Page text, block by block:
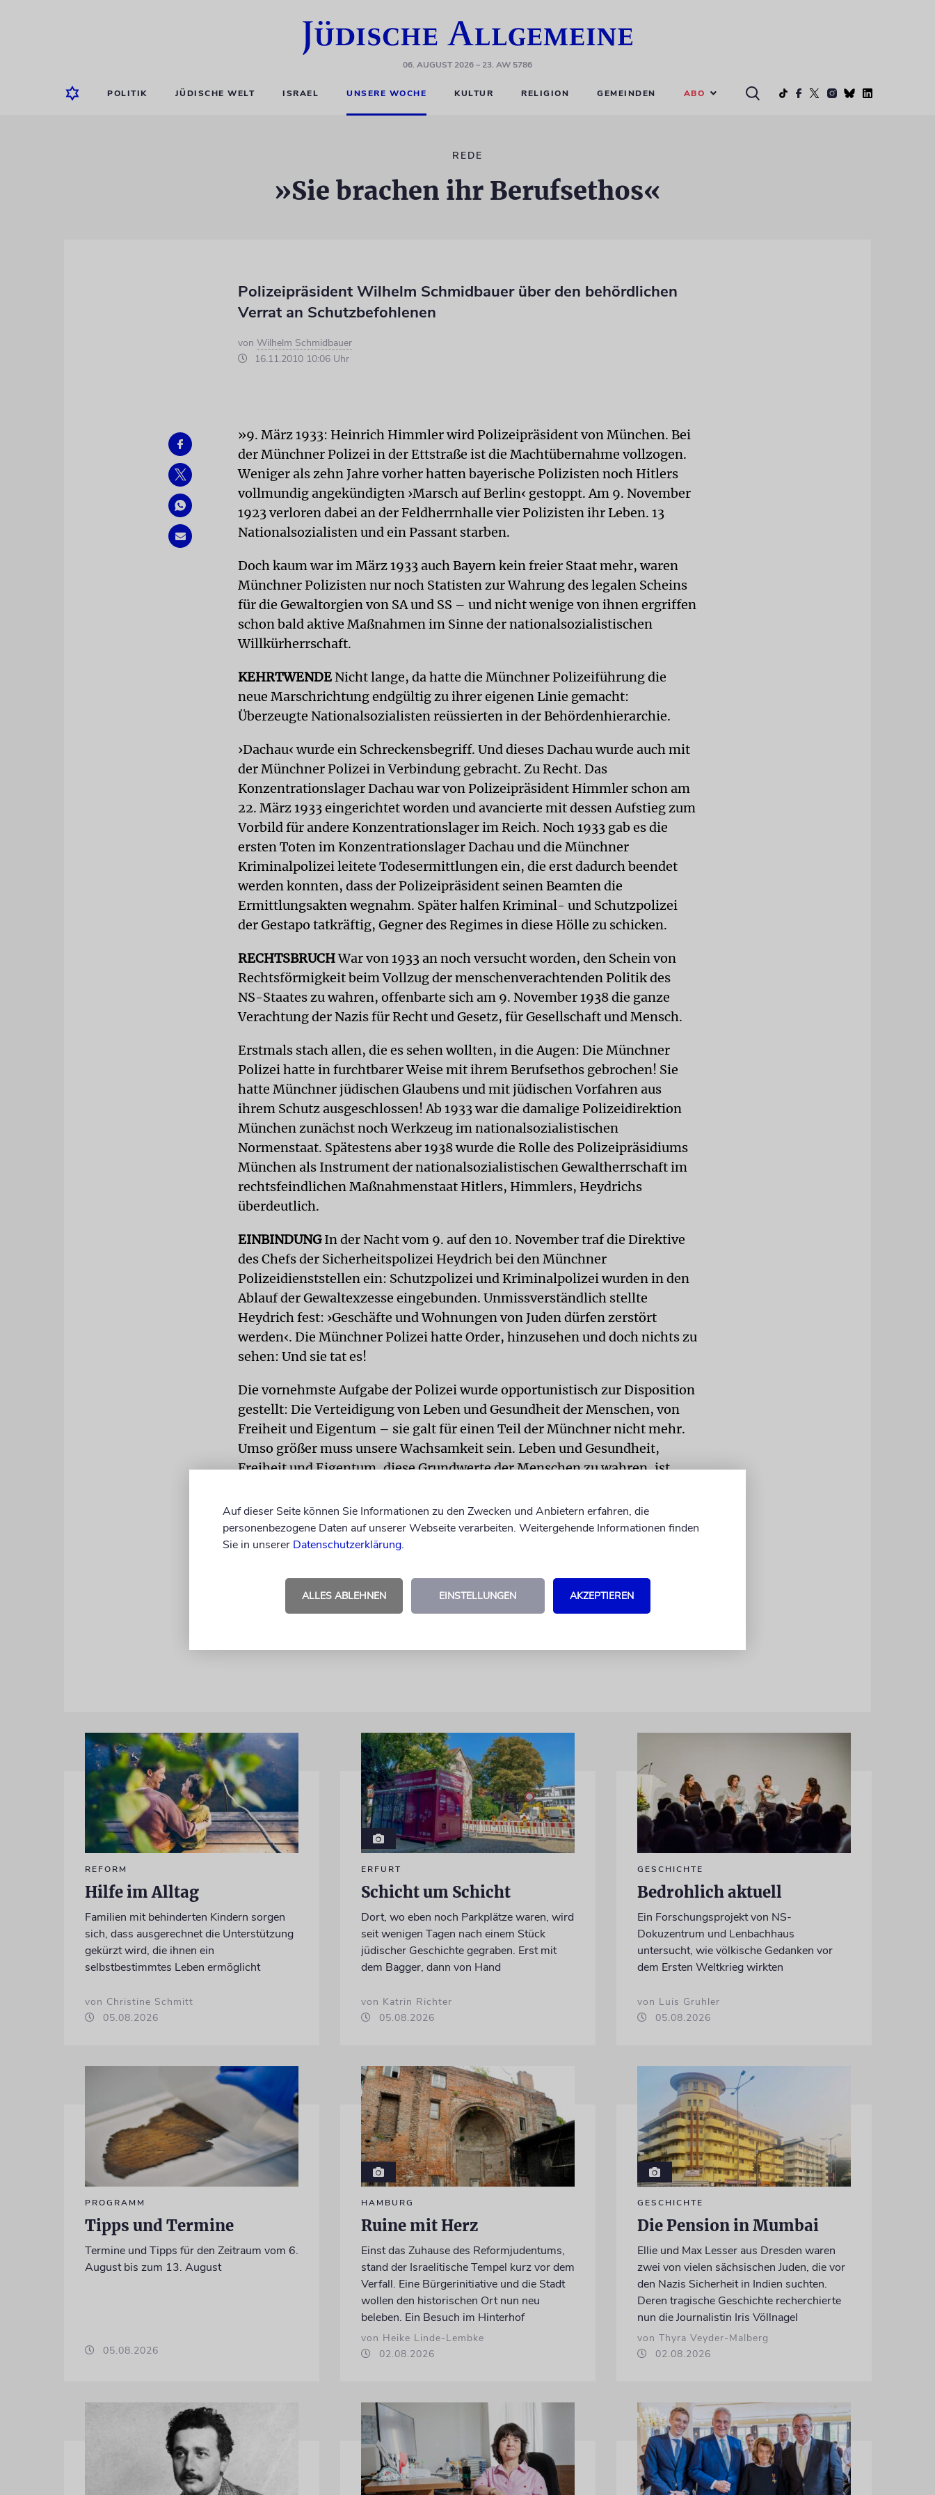
06. AUGUST 2026– 23. AW 5786
POLITIK JÜDISCHE WELT ISRAEL UNSERE WOCHE KULTUR RELIGION GEMEINDEN ABO
REDE
»Sie brachen ihr Berufsethos«
Polizeipräsident Wilhelm Schmidbauer über den behördlichen
Verrat an Schutzbefohlenen
von Wilhelm Schmidbauer
16.11.2010 10:06 Uhr
»9. März 1933: Heinrich Himmler wird Polizeipräsident von München. Bei
der Münchner Polizei in der Ettstraße ist die Machtübernahme vollzogen.
Weniger als zehn Jahre vorher hatten bayerische Polizisten noch Hitlers
vollmundig angekündigten ›Marsch auf Berlin‹ gestoppt. Am 9. November
1923 verloren dabei an der Feldherrnhalle vier Polizisten ihr Leben. 13
Nationalsozialisten und ein Passant starben.
Doch kaum war im März 1933 auch Bayern kein freier Staat mehr, waren
Münchner Polizisten nur noch Statisten zur Wahrung des legalen Scheins
für die Gewaltorgien von SA und SS – und nicht wenige von ihnen ergriffen
schon bald aktive Maßnahmen im Sinne der nationalsozialistischen
Willkürherrschaft.
KEHRTWENDE Nicht lange, da hatte die Münchner Polizeiführung die
neue Marschrichtung endgültig zu ihrer eigenen Linie gemacht:
Überzeugte Nationalsozialisten reüssierten in der Behördenhierarchie.
›Dachau‹ wurde ein Schreckensbegriff. Und dieses Dachau wurde auch mit
der Münchner Polizei in Verbindung gebracht. Zu Recht. Das
Konzentrationslager Dachau war von Polizeipräsident Himmler schon am
22. März 1933 eingerichtet worden und avancierte mit dessen Aufstieg zum
Vorbild für andere Konzentrationslager im Reich. Noch 1933 gab es die
ersten Toten im Konzentrationslager Dachau und die Münchner
Kriminalpolizei leitete Todesermittlungen ein, die erst dadurch beendet
werden konnten, dass der Polizeipräsident seinen Beamten die
Ermittlungsakten wegnahm. Später halfen Kriminal- und Schutzpolizei
der Gestapo tatkräftig, Gegner des Regimes in diese Hölle zu schicken.
RECHTSBRUCHWar von 1933 an noch versucht worden, den Schein von
Rechtsförmigkeit beim Vollzug der menschenverachtenden Politik des
NS-Staates zu wahren, offenbarte sich am 9. November 1938 die ganze
Verachtung der Nazis für Recht und Gesetz, für Gesellschaft und Mensch.
Erstmals stach allen, die es sehen wollten, in die Augen: Die Münchner
Polizei hatte in furchtbarer Weise mit ihrem Berufsethos gebrochen! Sie
hatte Münchner jüdischen Glaubens und mit jüdischen Vorfahren aus
ihrem Schutz ausgeschlossen! Ab 1933 war die damalige Polizeidirektion
München zunächst noch Werkzeug im nationalsozialistischen
Normenstaat. Spätestens aber 1938 wurde die Rolle des Polizeipräsidiums
München als Instrument der nationalsozialistischen Gewaltherrschaft im
rechtsfeindlichen Maßnahmenstaat Hitlers, Himmlers, Heydrichs
überdeutlich.
EINBINDUNGIn der Nacht vom 9. auf den 10. November traf die Direktive
des Chefs der Sicherheitspolizei Heydrich bei den Münchner
Polizeidienststellen ein: Schutzpolizei und Kriminalpolizei wurden in den
Ablauf der Gewaltexzesse eingebunden. Unmissverständlich stellte
Heydrich fest: ›Geschäfte und Wohnungen von Juden dürfen zerstört
werden‹. Die Münchner Polizei hatte Order, hinzusehen und doch nichts zu
sehen: Und sie tat es!
Die vornehmste Aufgabe der Polizei wurde opportunistisch zur Disposition
gestellt: Die Verteidigung von Leben und Gesundheit der Menschen, von
Freiheit und Eigentum – sie galt für einen Teil der Münchner nicht mehr.
Umso größer muss unsere Wachsamkeit sein. Leben und Gesundheit,
Freiheit und Eigentum, diese Grundwerte der Menschen zu wahren, ist
Es ist daher wichtig, nicht zu vergessen, sich zu erinnern und zu gedenken
und mit vollem Engagement einzustehen für die persönliche Sicherheit
von diesem Ort, der 1938 ein Ort des Terrors wurde, ein unbedingtes ›NIE
WIEDER!‹ ausgeht!«
REFORM
Hilfe im Alltag
Familien mit behinderten Kindern sorgen
sich, dass ausgerechnet die Unterstützung
gekürzt wird, die ihnen ein
selbstbestimmtes Leben ermöglicht
von Christine Schmitt
05.08.2026
ERFURT
Schicht um Schicht
Dort, wo eben noch Parkplätze waren, wird
seit wenigen Tagen nach einem Stück
jüdischer Geschichte gegraben. Erst mit
dem Bagger, dann von Hand
von Katrin Richter
05.08.2026
GESCHICHTE
Bedrohlich aktuell
Ein Forschungsprojekt von NS-
Dokuzentrum und Lenbachhaus
untersucht, wie völkische Gedanken vor
dem Ersten Weltkrieg wirkten
von Luis Gruhler
05.08.2026
PROGRAMM
Tipps und Termine
Termine und Tipps für den Zeitraum vom 6.
August bis zum 13. August
05.08.2026
HAMBURG
Ruine mit Herz
Einst das Zuhause des Reformjudentums,
stand der Israelitische Tempel kurz vor dem
Verfall. Eine Bürgerinitiative und die Stadt
wollen den historischen Ort nun neu
beleben. Ein Besuch im Hinterhof
von Heike Linde-Lembke
02.08.2026
GESCHICHTE
Die Pension in Mumbai
Ellie und Max Lesser aus Dresden waren
zwei von vielen sächsischen Juden, die vor
den Nazis Sicherheit in Indien suchten.
Deren tragische Geschichte recherchierte
nun die Journalistin Iris Völlnagel
von Thyra Veyder-Malberg
02.08.2026
Auf dieser Seite können Sie Informationen zu den Zwecken und Anbietern erfahren, die
personenbezogene Daten auf unserer Webseite verarbeiten. Weitergehende Informationen finden
Sie in unserer Datenschutzerklärung.
ALLES ABLEHNEN EINSTELLUNGEN AKZEPTIEREN